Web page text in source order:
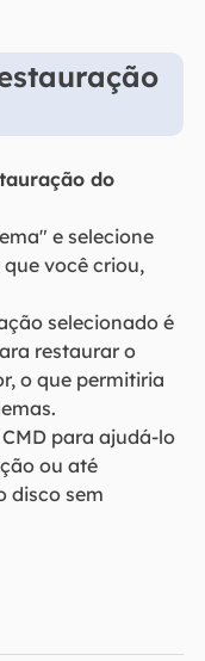
do
e selecione
você criou,
selecionado é
restaurar o
o que permitiria
para ajudá-lo
ou até
disco sem